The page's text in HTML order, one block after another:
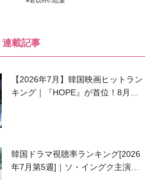
連載記事
【2026年7月】韓国映画ヒットラン
キング｜『HOPE』が首位！8月公
韓国ドラマ視聴率ランキング[2026
年7月第5週]｜ソ・イングク主演の